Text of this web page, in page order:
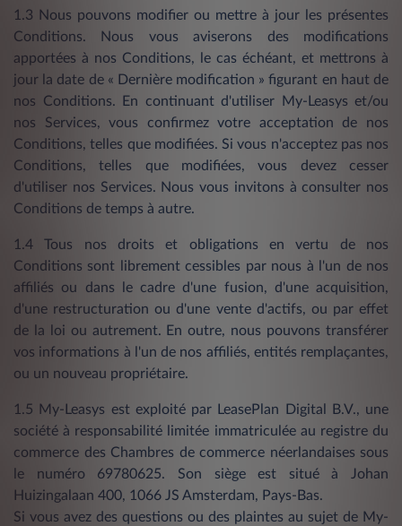
1.3 Nous pouvons modifier ou mettre à jour les présentes
Conditions. Nous vous aviserons des modifications
apportées à nos Conditions, le cas échéant, et mettrons à
jour la date de « Dernière modification » figurant en haut de
nos Conditions. En continuant d'utiliser My-Leasys et/ou
nos Services, vous confirmez votre acceptation de nos
Conditions, telles que modifiées. Si vous n'acceptez pas nos
Conditions, telles que modifiées, vous devez cesser
d'utiliser nos Services. Nous vous invitons à consulter nos
Conditions de temps à autre.
1.4 Tous nos droits et obligations en vertu de nos
Conditions sont librement cessibles par nous à l'un de nos
affiliés ou dans le cadre d'une fusion, d'une acquisition,
d'une restructuration ou d'une vente d'actifs, ou par effet
de la loi ou autrement. En outre, nous pouvons transférer
vos informations à l'un de nos affiliés, entités remplaçantes,
ou un nouveau propriétaire.
1.5 My-Leasys est exploité par LeasePlan Digital B.V., une
société à responsabilité limitée immatriculée au registre du
commerce des Chambres de commerce néerlandaises sous
le numéro 69780625. Son siège est situé à Johan
Huizingalaan 400, 1066 JS Amsterdam, Pays-Bas.
Si vous avez des questions ou des plaintes au sujet de My-